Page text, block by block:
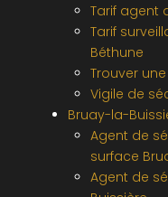
Tarif agent
Tarif
Béthune
Trouver
Vigile de
Bruay-la-
Agent de
surface
Agent de